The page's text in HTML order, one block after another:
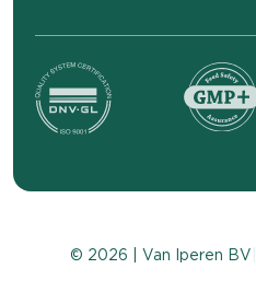
© 2026 | Van Iperen BV